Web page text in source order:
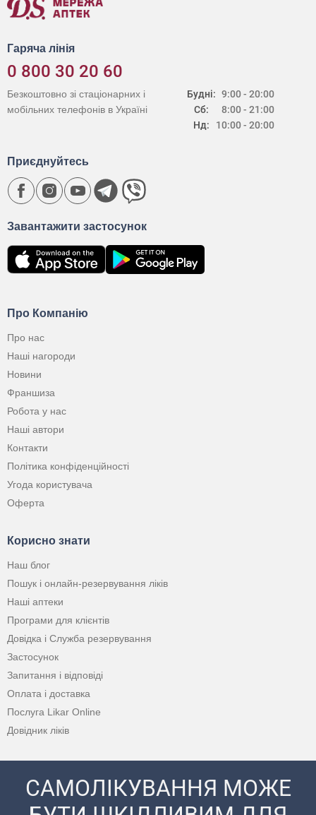
Гаряча лінія
0 800 30 20 60
Будні:
Сб:
Нд:
9:00 - 20:00
8:00 - 21:00
10:00 - 20:00
Безкоштовно зі стаціонарних і
мобільних телефонів в Україні
Про Компанію
Про нас
Наші нагороди
Новини
Франшиза
Робота у нас
Наші автори
Контакти
Політика конфіденційності
Угода користувача
Оферта
Корисно знати
Наш блог
Пошук і онлайн-резервування ліків
Наші аптеки
Програми для клієнтів
Довідка і Служба резервування
Застосунок
Запитання і відповіді
Оплата і доставка
Послуга Likar Online
Довідник ліків
Завантажити застосунок
Приєднуйтесь
САМОЛІКУВАННЯ МОЖЕ